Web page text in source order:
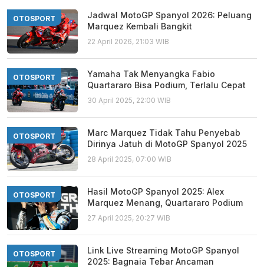
OTOSPORT
Jadwal MotoGP Spanyol 2026: Peluang
Marquez Kembali Bangkit
22 April 2026, 21:03 WIB
OTOSPORT
Yamaha Tak Menyangka Fabio
Quartararo Bisa Podium, Terlalu Cepat
30 April 2025, 22:00 WIB
OTOSPORT
Marc Marquez Tidak Tahu Penyebab
Dirinya Jatuh di MotoGP Spanyol 2025
28 April 2025, 07:00 WIB
OTOSPORT
Hasil MotoGP Spanyol 2025: Alex
Marquez Menang, Quartararo Podium
27 April 2025, 20:27 WIB
OTOSPORT
Link Live Streaming MotoGP Spanyol
2025: Bagnaia Tebar Ancaman